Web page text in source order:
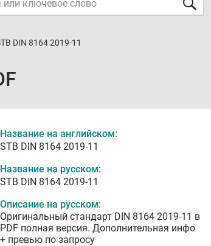
DIN 8164 2019-11
Название на английском:
STB DIN 8164 2019-11
Название на русском:
STB DIN 8164 2019-11
Описание на русском:
Оригинальный стандарт DIN 8164 2019-11 в
PDF полная версия. Дополнительная инфо
+ превью по запросу